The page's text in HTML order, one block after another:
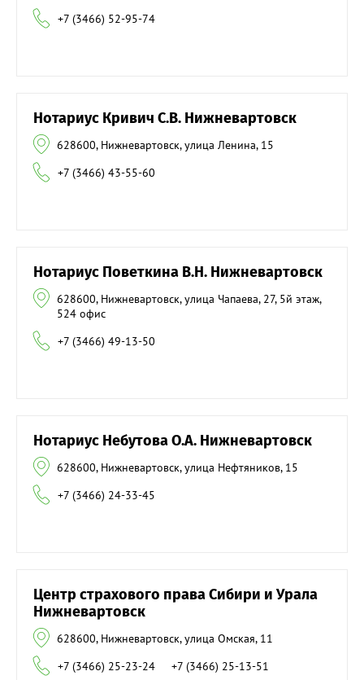
+7 (3466) 52-95-74
Нотариус Кривич С.В. Нижневартовск
628600, Нижневартовск, улица Ленина, 15
+7 (3466) 43-55-60
Нотариус Поветкина В.Н. Нижневартовск
628600, Нижневартовск, улица Чапаева, 27, 5й этаж,
524 офис
+7 (3466) 49-13-50
Нотариус Небутова О.А. Нижневартовск
628600, Нижневартовск, улица Нефтяников, 15
+7 (3466) 24-33-45
Центр страхового права Сибири и Урала
Нижневартовск
628600, Нижневартовск, улица Омская, 11
+7 (3466) 25-23-24
+7 (3466) 25-13-51